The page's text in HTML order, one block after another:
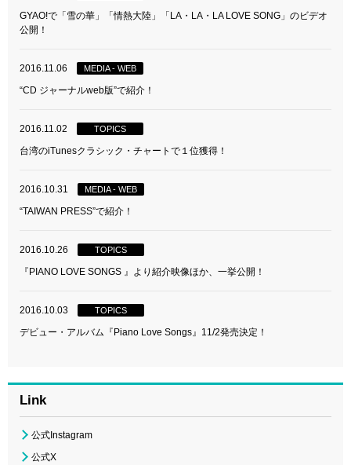
GYAO!で「雪の華」「情熱大陸」「LA・LA・LA LOVE SONG」のビデオ
公開！
2016.11.06 MEDIA - WEB
“CD ジャーナルweb版”で紹介！
2016.11.02 TOPICS
台湾のiTunesクラシック・チャートで１位獲得！
2016.10.31 MEDIA - WEB
“TAIWAN PRESS”で紹介！
2016.10.26 TOPICS
『PIANO LOVE SONGS 』より紹介映像ほか、一挙公開！
2016.10.03 TOPICS
デビュー・アルバム『Piano Love Songs』11/2発売決定！
Link
公式Instagram
公式X